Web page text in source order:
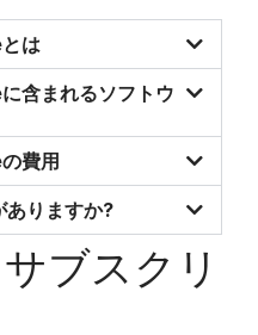
は
含まれるソフトウ
費用
ありますか?
ブスクリ